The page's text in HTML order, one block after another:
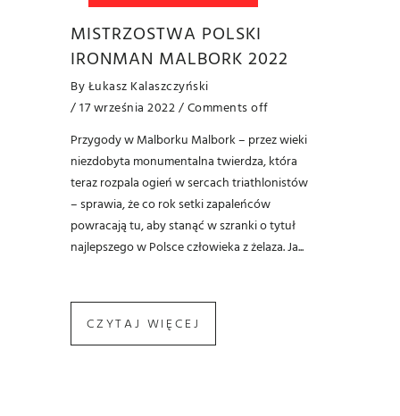
MISTRZOSTWA POLSKI
IRONMAN MALBORK 2022
ByŁukasz Kalaszczyński
/ 17 września 2022/Comments off
Przygody w Malborku Malbork – przez wieki
niezdobyta monumentalna twierdza, która
teraz rozpala ogień w sercach triathlonistów
– sprawia, że co rok setki zapaleńców
powracają tu, aby stanąć w szranki o tytuł
najlepszego w Polsce człowieka z żelaza. Ja...
CZYTAJ WIĘCEJ